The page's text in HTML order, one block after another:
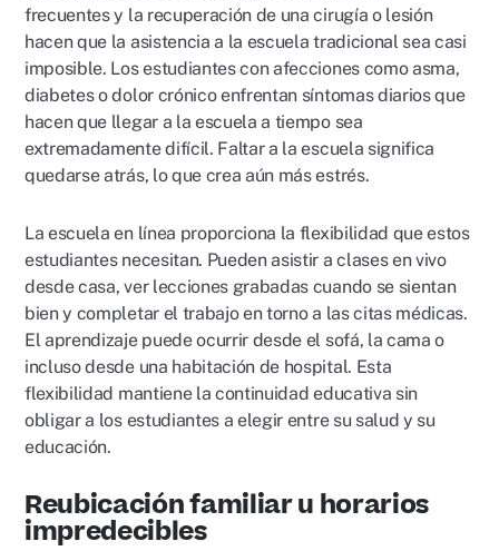
frecuentes y la recuperación de una cirugía o lesión
hacen que la asistencia a la escuela tradicional sea casi
imposible. Los estudiantes con afecciones como asma,
diabetes o dolor crónico enfrentan síntomas diarios que
hacen que llegar a la escuela a tiempo sea
extremadamente difícil. Faltar a la escuela significa
quedarse atrás, lo que crea aún más estrés.
La escuela en línea proporciona la flexibilidad que estos
estudiantes necesitan. Pueden asistir a clases en vivo
desde casa, ver lecciones grabadas cuando se sientan
bien y completar el trabajo en torno a las citas médicas.
El aprendizaje puede ocurrir desde el sofá, la cama o
incluso desde una habitación de hospital. Esta
flexibilidad mantiene la continuidad educativa sin
obligar a los estudiantes a elegir entre su salud y su
educación.
Reubicación familiar u horarios
impredecibles